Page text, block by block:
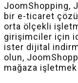
JoomShopping,
bir e-ticaret
orta ölçekli
girişimciler için
ister dijital
olun,
mağaza